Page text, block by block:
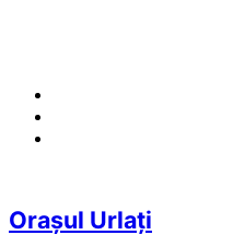
Orașul Urlați